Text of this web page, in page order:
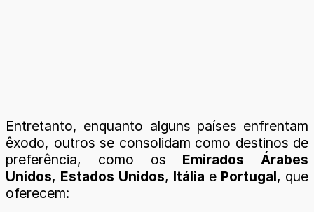
Entretanto, enquanto alguns países enfrentam
êxodo, outros se consolidam como destinos de
preferência, como os Emirados Árabes
Unidos, Estados Unidos, Itália e Portugal, que
oferecem: